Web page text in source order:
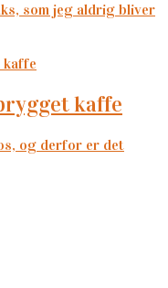
som jeg aldrig bliver
kaffe
og derfor er det